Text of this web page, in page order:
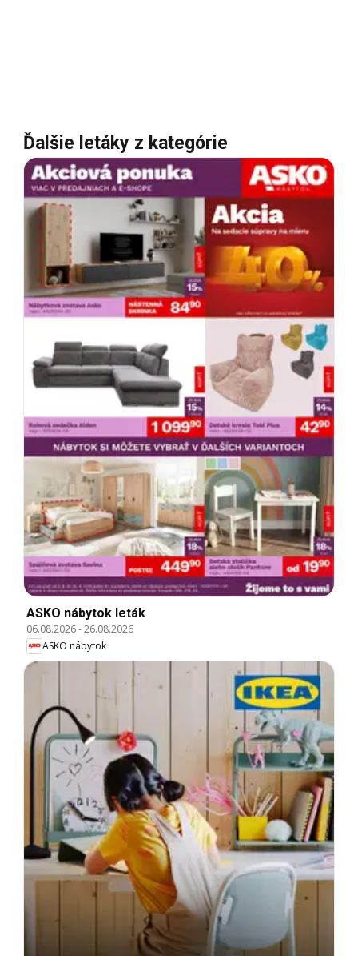
Ďalšie letáky z kategórie
ASKO nábytok leták
06.08.2026-26.08.2026
ASKO nábytok